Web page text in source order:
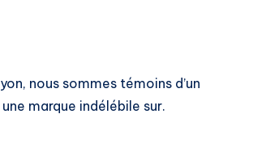
nous sommes témoins d’un
marque indélébile sur.